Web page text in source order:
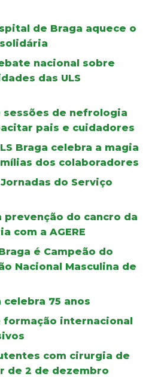
de Braga aquece o
nacional sobre
das ULS
sessões de nefrologia
pais e cuidadores
Braga celebra a magia
dos colaboradores
do Serviço
prevenção do cancro da
com a AGERE
é Campeão do
Nacional Masculina de
75 anos
formação internacional
com cirurgia de
de 2 de dezembro